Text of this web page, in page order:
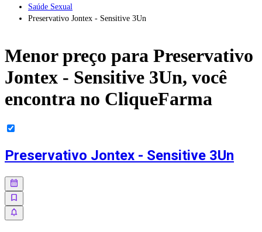
Saúde Sexual
Preservativo Jontex - Sensitive 3Un
Menor preço para Preservativo
Jontex - Sensitive 3Un, você
encontra no CliqueFarma
Preservativo Jontex - Sensitive 3Un